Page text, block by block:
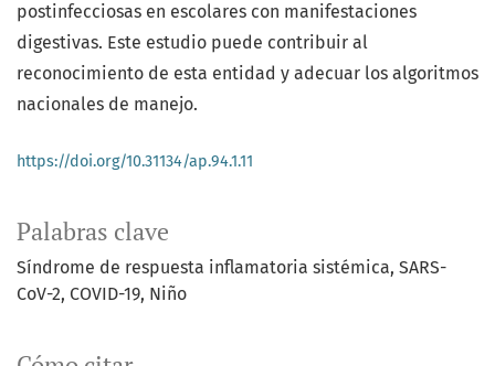
Palabras clave
Síndrome de respuesta inflamatoria sistémica SARS-
CoV-2 COVID-19 Niño
postinfecciosas en escolares con manifestaciones
digestivas. Este estudio puede contribuir al
reconocimiento de esta entidad y adecuar los algoritmos
nacionales de manejo.
https://doi.org/10.31134/ap.94.1.11